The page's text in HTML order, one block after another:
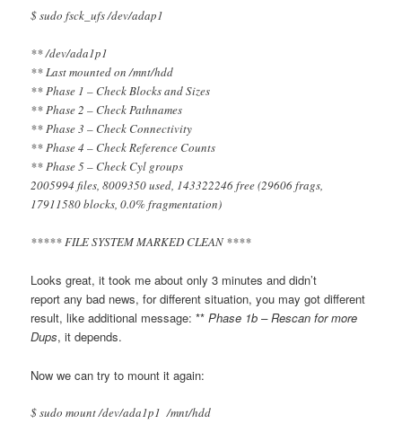
$ sudo fsck_ufs /dev/adap1
** /dev/ada1p1
** Last mounted on /mnt/hdd
** Phase 1 – Check Blocks and Sizes
** Phase 2 – Check Pathnames
** Phase 3 – Check Connectivity
** Phase 4 – Check Reference Counts
** Phase 5 – Check Cyl groups
2005994 files, 8009350 used, 143322246 free (29606 frags,
17911580 blocks, 0.0% fragmentation)
***** FILE SYSTEM MARKED CLEAN ****
Looks great, it took me about only 3 minutes and didn’t
report any bad news, for different situation, you may got different
result, like additional message: **Phase 1b – Rescan for more
Dups, it depends.
Now we can try to mount it again:
$ sudo mount /dev/ada1p1 /mnt/hdd